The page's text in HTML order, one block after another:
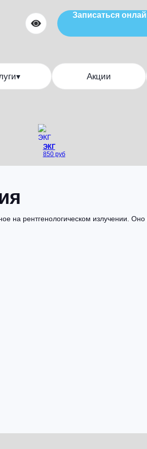
Записаться
▾ Акции
ЭКГ
850 руб
на рентгенологическом излучении.